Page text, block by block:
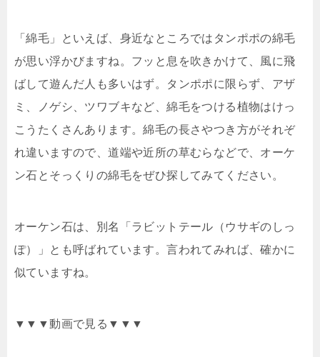
「綿毛」といえば、身近なところではタンポポの綿毛
が思い浮かびますね。フッと息を吹きかけて、風に飛
ばして遊んだ人も多いはず。タンポポに限らず、アザ
ミ、ノゲシ、ツワブキなど、綿毛をつける植物はけっ
こうたくさんあります。綿毛の長さやつき方がそれぞ
れ違いますので、道端や近所の草むらなどで、オーケ
ン石とそっくりの綿毛をぜひ探してみてください。
オーケン石は、別名「ラビットテール（ウサギのしっ
ぽ）」とも呼ばれています。言われてみれば、確かに
似ていますね。
▼▼▼動画で見る▼▼▼